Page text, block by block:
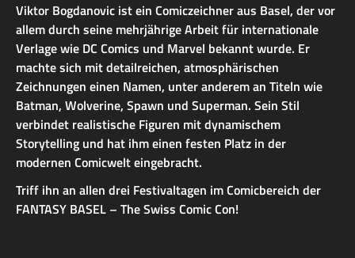
Viktor Bogdanovic ist ein Comiczeichner aus Basel, der vor
allem durch seine mehrjährige Arbeit für internationale
Verlage wie DC Comics und Marvel bekannt wurde. Er
machte sich mit detailreichen, atmosphärischen
Zeichnungen einen Namen, unter anderem an Titeln wie
Batman, Wolverine, Spawn und Superman. Sein Stil
verbindet realistische Figuren mit dynamischem
Storytelling und hat ihm einen festen Platz in der
modernen Comicwelt eingebracht.
Triff ihn an allen drei Festivaltagen im Comicbereich der
FANTASY BASEL – The Swiss Comic Con!